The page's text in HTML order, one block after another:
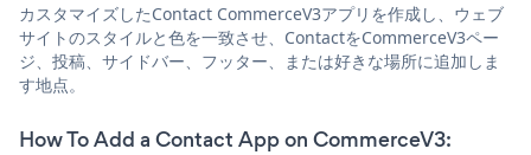
カスタマイズしたContact CommerceV3アプリを作成し、ウェブ
サイトのスタイルと色を一致させ、ContactをCommerceV3ペー
ジ、投稿、サイドバー、フッター、または好きな場所に追加しま
す地点。
How To Add a Contact App on CommerceV3: